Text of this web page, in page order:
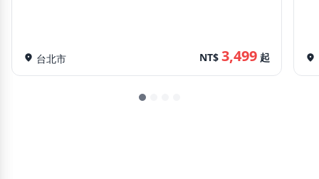
location_on 台北市 NT$ 3,499 起 location_on